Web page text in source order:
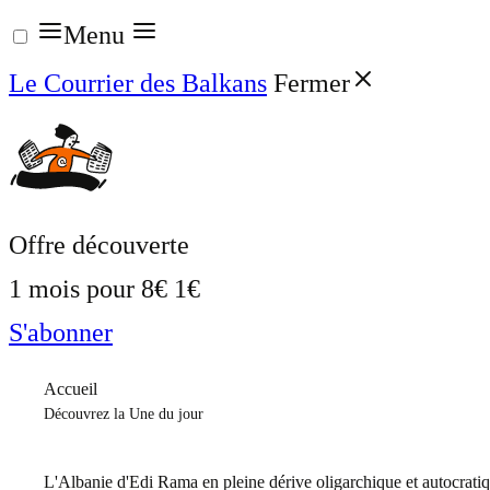
Aller
au
contenu
Menu
Le Courrier des Balkans Fermer
Offre découverte
1 mois pour 8€ 1€
S'abonner
Accueil
Découvrez la Une du jour
L'Albanie d'Edi Rama en pleine dérive oligarchique et